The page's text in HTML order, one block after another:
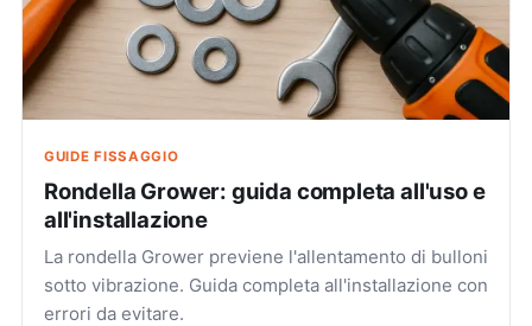
GUIDE FISSAGGIO
Rondella Grower: guida completa all'uso e
all'installazione
La rondella Grower previene l'allentamento di bulloni
sotto vibrazione. Guida completa all'installazione con
errori da evitare.